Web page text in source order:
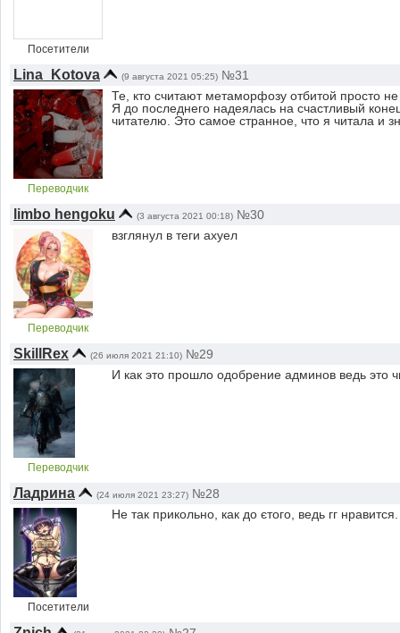
Посетители
Lina_Kotova (9 августа 2021 05:25) №31
Переводчик
Те, кто считают метаморфозу отбитой просто
Я до последнего надеялась на счастливый
читателю. Это самое странное, что я читала и
limbo hengoku (3 августа 2021 00:18) №30
Переводчик
взглянул в теги аxyeл
SkillRex (26 июля 2021 21:10) №29
Переводчик
И как это прошло одобрение админов ведь это
Ладрина (24 июля 2021 23:27) №28
Посетители
Не так прикольно, как до єтого, ведь гг